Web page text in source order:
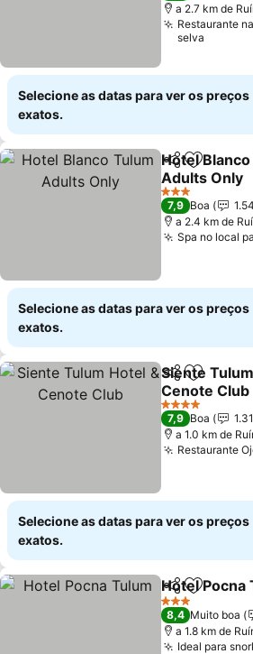
a 2.7 km de
Restaurante
selva
Selecione as datas para ver os preços
exatos.
Partilhar
Hotel
Adults Only
3 Estrelas
7,9 Boa
a 2.4 km de
Spa no local
Selecione as datas para ver os preços
exatos.
Partilhar
Siente
Cenote Club
4 Estrelas
7,9 Boa
a 1.0 km de
Restaurante
Selecione as datas para ver os preços
exatos.
Partilhar
Hotel Pocna
3 Estrelas
8,4 Muito boa
a 1.8 km de
Ideal para